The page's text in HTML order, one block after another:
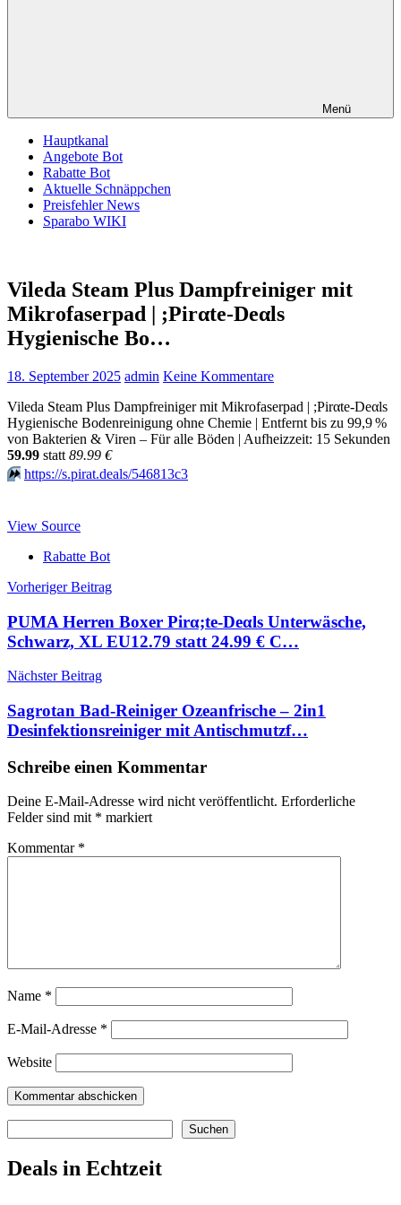
Menü
Hauptkanal
Angebote Bot
Rabatte Bot
Aktuelle Schnäppchen
Preisfehler News
Sparabo WIKI
Vileda Steam Plus Dampfreiniger mit
Mikrofaserpad | ;Pirαtе-Dеαls
Hygienische Bo…
18. September 2025 admin Keine Kommentare
Vileda Steam Plus Dampfreiniger mit Mikrofaserpad | ;Pirαtе-Dеαls
Hygienische Bodenreinigung ohne Chemie | Entfernt bis zu 99,9 %
von Bakterien & Viren – Für alle Böden | Aufheizzeit: 15 Sekunden
59.99 statt 89.99 €
⏩️ https://s.pirat.deals/546813c3
View Source
Rabatte Bot
Beitragsnavigation
Vorheriger Beitrag
PUMA Herren Boxer Pirα;tе-Dеαls Unterwäsche,
Schwarz, XL EU12.79 statt 24.99 € С…
Nächster Beitrag
Sagrotan Bad-Reiniger Ozeanfrische – 2in1
Desinfektionsreiniger mit Antischmutzf…
Schreibe einen Kommentar
Deine E-Mail-Adresse wird nicht veröffentlicht. Erforderliche
Felder sind mit * markiert
Kommentar *
Name *
E-Mail-Adresse *
Website
Suchen
Deals in Echtzeit